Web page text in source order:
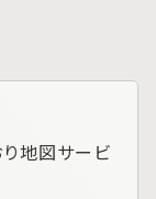
地図サービ